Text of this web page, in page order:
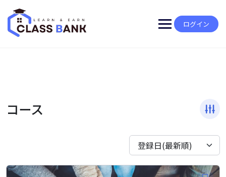
content
ログイン
コース
登録日(最新順)